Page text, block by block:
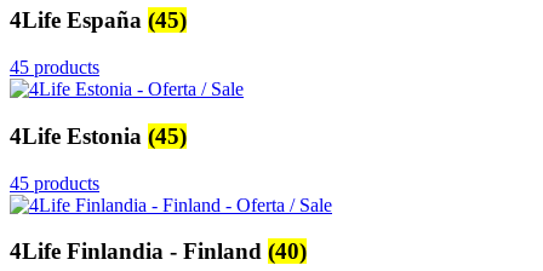
4Life España (45)
45 products
4Life Estonia (45)
45 products
4Life Finlandia - Finland (40)